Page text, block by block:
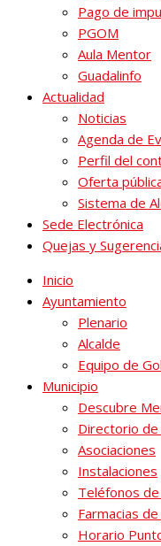
Pago de
PGOM
Aula Mentor
Guadalinfo
Actualidad
Noticias
Agenda de
Perfil del
Oferta
Sistema de
Sede Electrónica
Quejas y
Inicio
Ayuntamiento
Plenario
Alcalde
Equipo de
Municipio
Descubre
Directorio
Asociaciones
Instalaciones
Teléfonos
Farmacias
Horario